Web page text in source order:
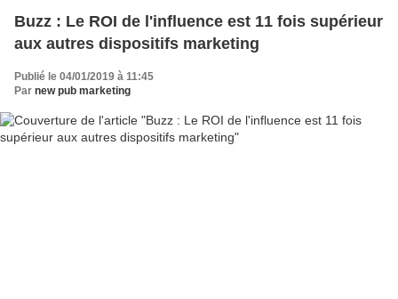
Buzz : Le ROI de l'influence est 11 fois supérieur
aux autres dispositifs marketing
Publié le 04/01/2019 à 11:45
Par new pub marketing